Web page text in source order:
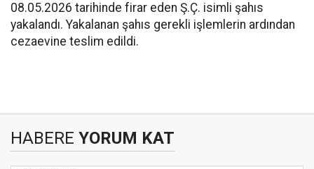
08.05.2026 tarihinde firar eden Ş.Ç. isimli şahıs
yakalandı. Yakalanan şahıs gerekli işlemlerin ardından
cezaevine teslim edildi.
HABERE YORUM KAT